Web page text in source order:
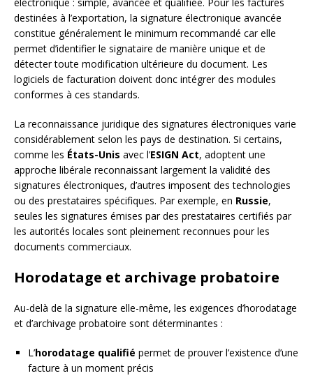
destinées à l’exportation, la signature électronique avancée
constitue généralement le minimum recommandé car elle
permet d’identifier le signataire de manière unique et de
détecter toute modification ultérieure du document. Les
logiciels de facturation doivent donc intégrer des modules
conformes à ces standards.
La reconnaissance juridique des signatures électroniques varie
considérablement selon les pays de destination. Si certains,
comme les États-Unis avec l’ESIGN Act, adoptent une
approche libérale reconnaissant largement la validité des
signatures électroniques, d’autres imposent des technologies
ou des prestataires spécifiques. Par exemple, en Russie,
seules les signatures émises par des prestataires certifiés par
les autorités locales sont pleinement reconnues pour les
documents commerciaux.
Horodatage et archivage probatoire
Au-delà de la signature elle-même, les exigences d’horodatage
et d’archivage probatoire sont déterminantes :
L’horodatage qualifié permet de prouver l’existence d’une
facture à un moment précis